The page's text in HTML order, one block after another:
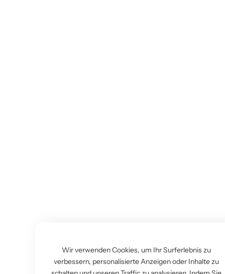
Wir verwenden Cookies, um Ihr Surferlebnis zu
verbessern, personalisierte Anzeigen oder Inhalte zu